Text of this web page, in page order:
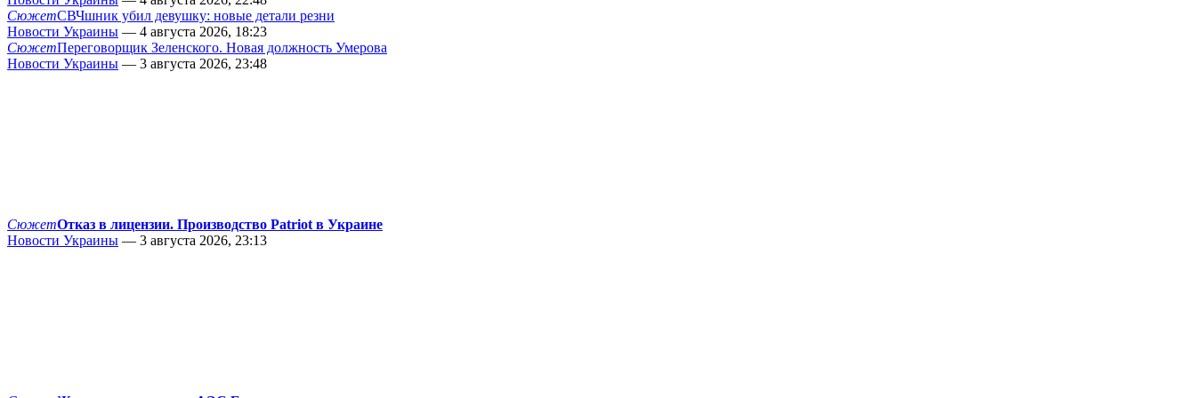
СюжетСВЧшник убил девушку: новые детали резни
Новости Украины — 4 августа 2026, 18:23
СюжетПереговорщик Зеленского. Новая должность Умерова
Новости Украины — 3 августа 2026, 23:48
СюжетОтказ в лицензии. Производство Patriot в Украине
Новости Украины — 3 августа 2026, 23:13